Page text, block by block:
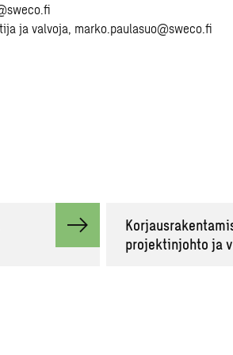
ja valvoja, marko.paulasuo@sweco.fi
projektinjohto ja